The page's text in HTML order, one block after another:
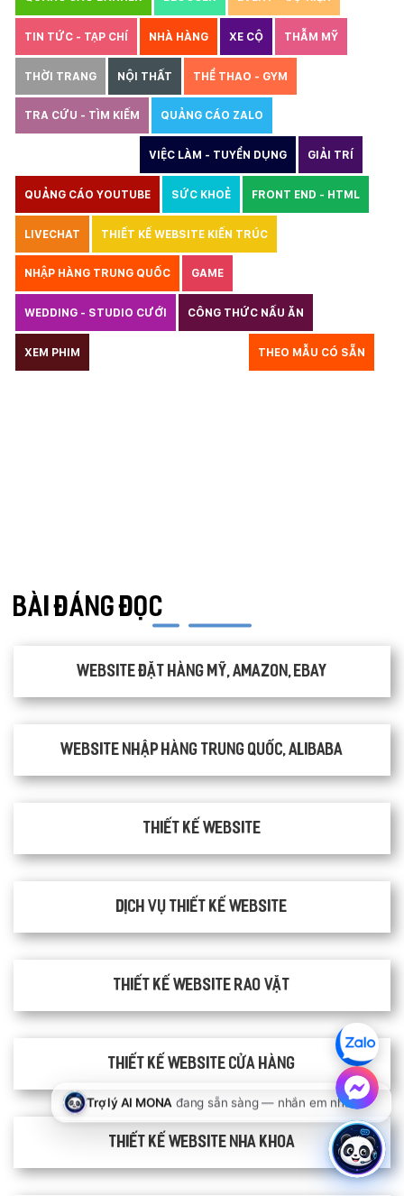
TIN TỨC - TẠP CHÍ NHÀ HÀNG XE CỘ THẪM MỸ
THỜI TRANG NỘI THẤT THỂ THAO - GYM
TRA CỨU - TÌM KIẾM QUẢNG CÁO ZALO
VIỆC LÀM - TUYỂN DỤNG GIẢI TRÍ
QUẢNG CÁO YOUTUBE SỨC KHOẺ FRONT END - HTML
LIVECHAT THIẾT KẾ WEBSITE KIẾN TRÚC
NHẬP HÀNG TRUNG QUỐC GAME
WEDDING - STUDIO CƯỚI CÔNG THỨC NẤU ĂN
XEM PHIM THEO MẪU CÓ SẴN
BÀI ĐÁNG ĐỌC
Website đặt hàng Mỹ, Amazon, Ebay
Website nhập hàng Trung Quốc, Alibaba
Thiết kế website
Dịch vụ thiết kế website
thiết kế website rao vặt
Thiết kế website cửa hàng
Thiết kế website nha khoa